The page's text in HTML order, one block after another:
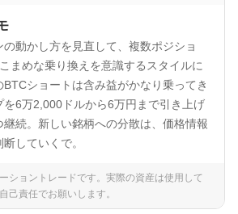
動かし方を見直して、複数ポジショ
まめな乗り換えを意識するスタイルに
ショートは含み益がかなり乗ってき
を6万2,000ドルから6万円まで引き上げ
継続。新しい銘柄への分散は、価格情報
していくで。
ショントレードです。実際の資産は使用して
己責任でお願いします。